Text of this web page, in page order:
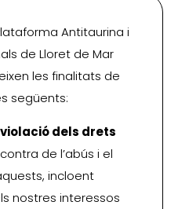
Antitaurina i
de Lloret de Mar
les finalitats de
següents:
dels drets
de l’abús i el
incloent
nostres interessos